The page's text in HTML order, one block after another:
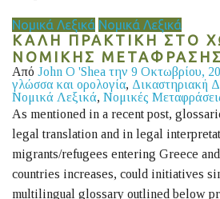
Νομικά Λεξικά Νομικά Λεξικά
ΚΑΛΗ ΠΡΑΚΤΙΚΗ ΣΤΟ
ΝΟΜΙΚΗΣ
Από John O 'Shea την 9 Οκτωβρίου,
γλώσσα και ορολογία, Δικαστηριακή
Νομικά Λεξικά, Νομικές
As mentioned in a recent post,
legal translation and in legal
migrants/refugees entering Greece
countries increases, could initiatives
multilingual glossary outlined below